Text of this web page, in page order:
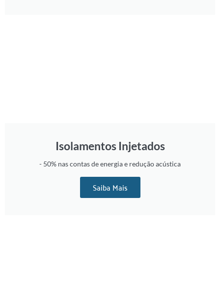
Isolamentos Injetados
- 50% nas contas de energia e redução acústica
Saiba Mais